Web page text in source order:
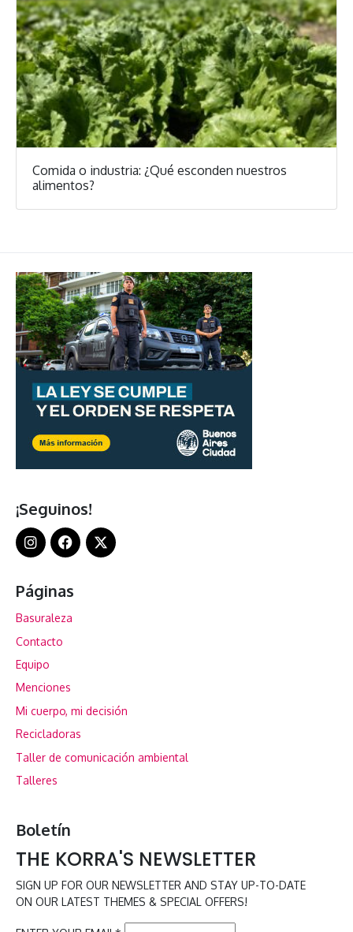
Comida o industria: ¿Qué esconden nuestros
alimentos?
¡Seguinos!
Páginas
Basuraleza
Contacto
Equipo
Menciones
Mi cuerpo, mi decisión
Recicladoras
Taller de comunicación ambiental
Talleres
Boletín
THE KORRA'S NEWSLETTER
SIGN UP FOR OUR NEWSLETTER AND STAY UP-TO-DATE
ON OUR LATEST THEMES & SPECIAL OFFERS!